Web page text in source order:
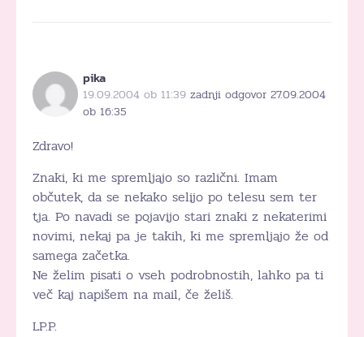
pika
19.09.2004 ob 11:39 zadnji odgovor 27.09.2004
ob 16:35
Zdravo!
Znaki, ki me spremljajo so različni. Imam
občutek, da se nekako selijo po telesu sem ter
tja. Po navadi se pojavijo stari znaki z nekaterimi
novimi, nekaj pa je takih, ki me spremljajo že od
samega začetka.
Ne želim pisati o vseh podrobnostih, lahko pa ti
več kaj napišem na mail, če želiš.
LP.P.